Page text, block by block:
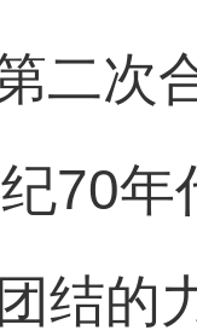
二次
70年
结的